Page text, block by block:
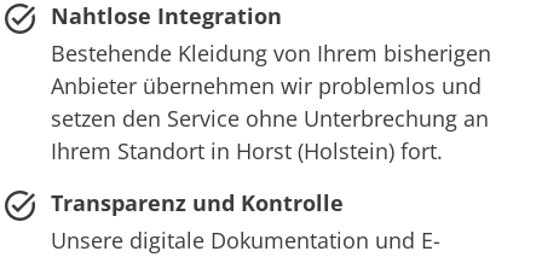
Nahtlose Integration
Bestehende Kleidung von Ihrem bisherigen
Anbieter übernehmen wir problemlos und
setzen den Service ohne Unterbrechung an
Ihrem Standort in Horst (Holstein) fort.
Transparenz und Kontrolle
Unsere digitale Dokumentation und E-